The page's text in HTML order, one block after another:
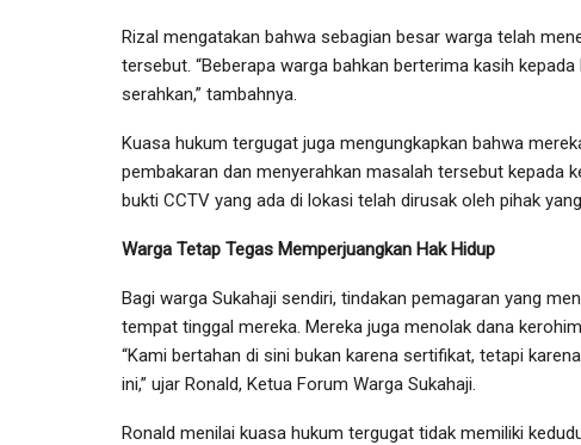
Rizal mengatakan bahwa sebagian besar warga telah
tersebut. “Beberapa warga bahkan berterima kasih
serahkan,” tambahnya.
Kuasa hukum tergugat juga mengungkapkan bahwa
pembakaran dan menyerahkan masalah tersebut kepada
bukti CCTV yang ada di lokasi telah dirusak oleh pihak
Warga Tetap Tegas Memperjuangkan Hak Hidup
Bagi warga Sukahaji sendiri, tindakan pemagaran yang
tempat tinggal mereka. Mereka juga menolak dana
“Kami bertahan di sini bukan karena sertifikat, tetapi
ini,” ujar Ronald, Ketua Forum Warga Sukahaji.
Ronald menilai kuasa hukum tergugat tidak memiliki